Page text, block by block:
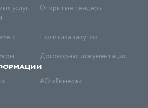
услуг,
Открытые тендеры
с
Политика закупок
Договорная документация
АО «Римера»